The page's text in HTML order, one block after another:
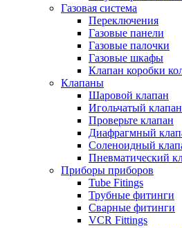
Газовая система
Переключения
Газовые панели
Газовые палочки
Газовые шкафы
Клапан коробки
Клапаны
Шаровой клапан
Игольчатый клапан
Проверьте клапан
Диафрагмный
Соленоидный
Пневматический
Приборы приборов
Tube Fitings
Трубные фитинги
Сварные фитинги
VCR Fittings